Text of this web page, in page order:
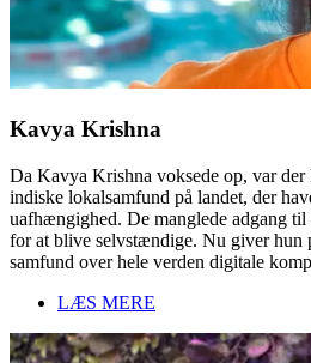
Kavya Krishna
Da Kavya Krishna voksede op, var
indiske lokalsamfund på landet, der
uafhængighed. De manglede adgang
for at blive selvstændige. Nu giver hun
samfund over hele verden digitale
LÆS MERE